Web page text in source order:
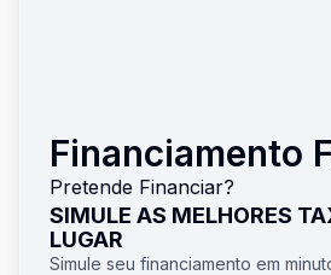
Financiamento
Pretende Financiar?
SIMULE AS MELHORES
LUGAR
Simule seu financiamento em